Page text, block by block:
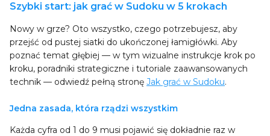
Szybki start: jak grać w Sudoku w 5 krokach
Nowy w grze? Oto wszystko, czego potrzebujesz, aby
przejść od pustej siatki do ukończonej łamigłówki. Aby
poznać temat głębiej — w tym wizualne instrukcje krok po
kroku, poradniki strategiczne i tutoriale zaawansowanych
technik — odwiedź pełną stronę Jak grać w Sudoku.
Jedna zasada, która rządzi wszystkim
Każda cyfra od 1 do 9 musi pojawić się dokładnie raz w